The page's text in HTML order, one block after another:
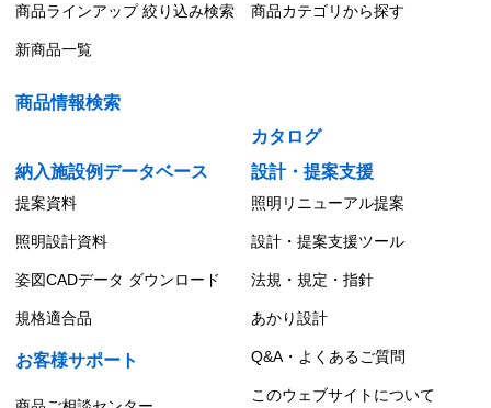
商品ラインアップ 絞り込み検索 商品カテゴリから探す
新商品一覧
商品情報検索
カタログ
納入施設例データベース
設計・提案支援
提案資料 照明リニューアル提案
照明設計資料 設計・提案支援ツール
姿図CADデータ ダウンロード 法規・規定・指針
規格適合品 あかり設計
お客様サポート Q&A・よくあるご質問
このウェブサイトについて